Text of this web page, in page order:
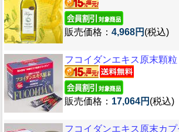
販売価格： 4,968円 (税込)
フコイダンエキス原末顆粒
販売価格： 17,064円 (税込)
フコイダンエキス原末カプ